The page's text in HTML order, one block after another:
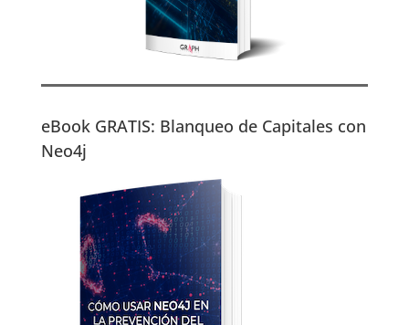
eBook GRATIS: Blanqueo de Capitales con
Neo4j